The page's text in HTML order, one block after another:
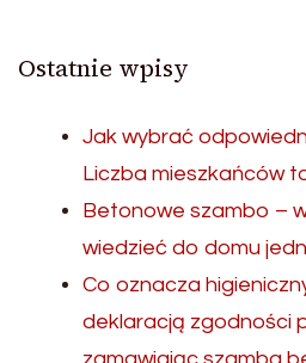
Ostatnie wpisy
Jak wybrać
Liczba mieszkańców
Betonowe szambo –
wiedzieć do domu
Co oznacza
deklaracją zgodności